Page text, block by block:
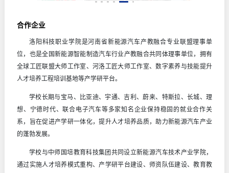
合作企业
洛阳科技职业学院是河南省新能源汽车产教融合专业联盟理事单
位，也是全国新能源智能制造汽车行业产教融合共同体理事单位，拥有
全球工匠联盟大师工作室、河洛工匠大师工作室、数字素养与技能提升
人才培养工程培训基地等产学研平台。
学校长期与宝马、比亚迪、宇通、吉利、蔚来、特斯拉、长城、理
想、宁德时代、联合电子汽车等多家知名企业保持稳固的就业合作关
系，旨在促进产学研一体化，提升人才培养品质，助力新能源汽车产业
的蓬勃发展。
学校与中师国培教育科技集团共同设立新能源汽车技术产业学院，
通过实施人才培养模式重构、产学研平台建设、师资队伍建设、教育教